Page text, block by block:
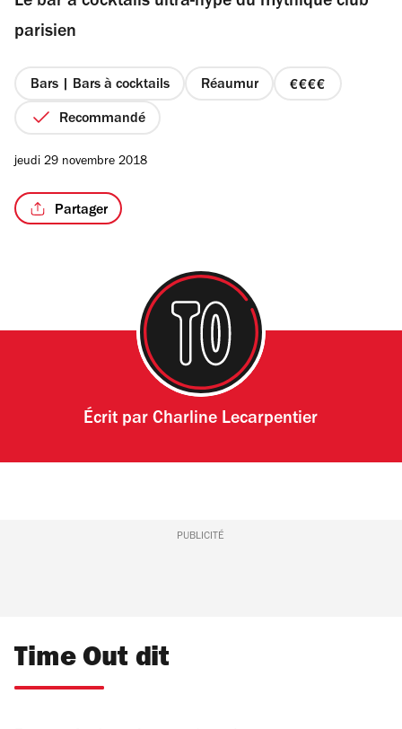
parisien
Bars | Bars à cocktails Réaumur
prix
Recommandé
jeudi 29 novembre 2018
Partager
Écrit parCharline Lecarpentier
PUBLICITÉ
Time Out dit